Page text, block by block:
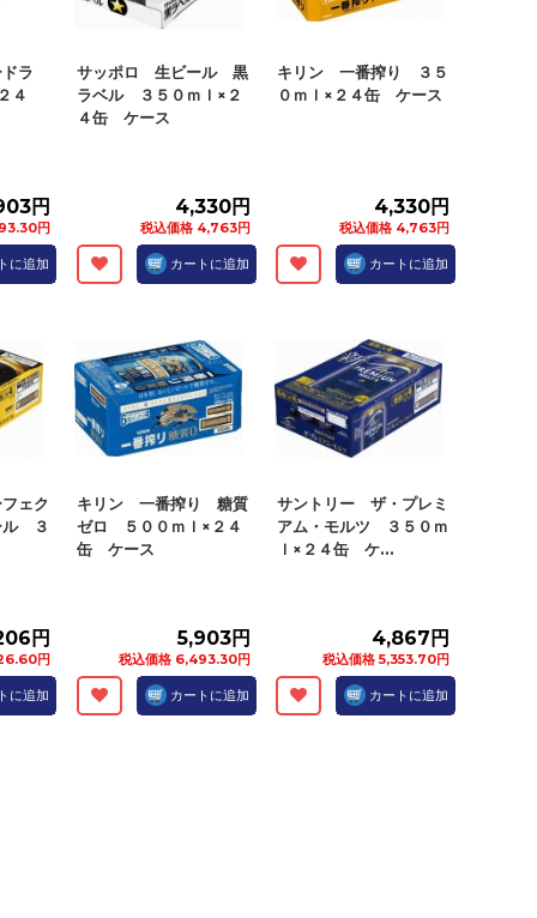
ラ
４
円
円
に追加
サッポロ 生ビール 黒
ラベル ３５０ｍｌ×２
４缶 ケース
4,330円
税込価格 4,763円
カートに追加
キリン 一番搾り ３５
０ｍｌ×２４缶 ケース
4,330円
税込価格 4,763円
カートに追加
ェク
ル ３
円
円
に追加
キリン 一番搾り 糖質
ゼロ ５００ｍｌ×２４
缶 ケース
5,903円
税込価格 6,493.30円
カートに追加
サントリー ザ・プレミ
アム・モルツ ３５０ｍ
ｌ×２４缶 ケ...
4,867円
税込価格 5,353.70円
カートに追加